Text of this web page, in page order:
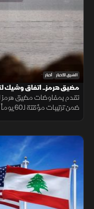
الشرق للأخبار أخبار
مضيق هرمز.. اتفاق وشيك
تقدم بمفاوضات مضيق هرمز
ضمن